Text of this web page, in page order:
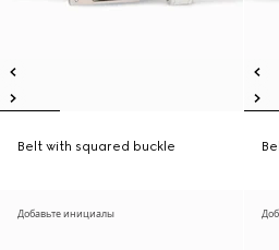
Belt with squared buckle
Добавьте инициалы